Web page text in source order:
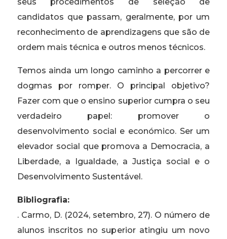
candidatos que passam, geralmente, por um
reconhecimento de aprendizagens que são de
ordem mais técnica e outros menos técnicos.
Temos ainda um longo caminho a percorrer e
dogmas por romper. O principal objetivo?
Fazer com que o ensino superior cumpra o seu
verdadeiro papel: promover o
desenvolvimento social e económico. Ser um
elevador social que promova a Democracia, a
Liberdade, a Igualdade, a Justiça social e o
Desenvolvimento Sustentável.
Bibliografia:
. Carmo, D. (2024, setembro, 27). O número de
alunos inscritos no superior atingiu um novo